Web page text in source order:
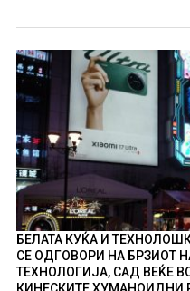
БЕЛАТА КУЌА И
СЕ ОДГОВОРИ НА БРЗИОТ
ТЕХНОЛОГИЈА, САД ВЕЌЕ
КИНЕСКИТЕ ХУМАНОИДНИ